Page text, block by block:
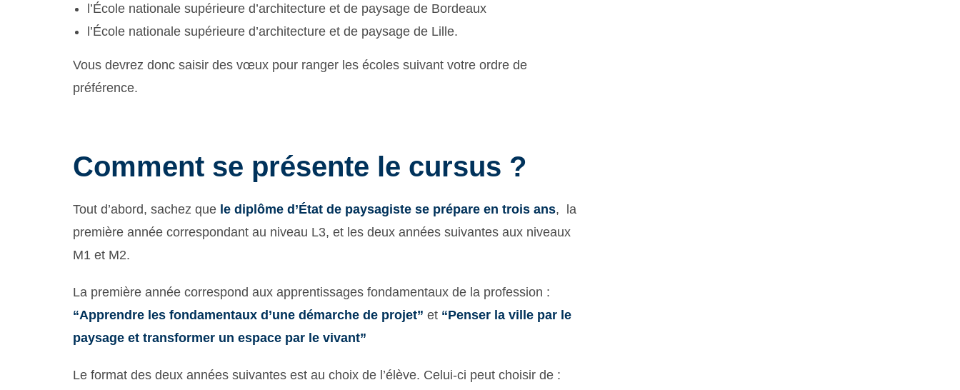
l’École nationale supérieure d’architecture et de paysage de Bordeaux
l’École nationale supérieure d’architecture et de paysage de Lille.
Vous devrez donc saisir des vœux pour ranger les écoles suivant votre ordre de
préférence.
Comment se présente le cursus ?
Tout d’abord, sachez que le diplôme d’État de paysagiste se prépare en trois ans, la
première année correspondant au niveau L3, et les deux années suivantes aux niveaux
M1 et M2.
La première année correspond aux apprentissages fondamentaux de la profession :
“Apprendre les fondamentaux d’une démarche de projet” et “Penser la ville par le
paysage et transformer un espace par le vivant”
Le format des deux années suivantes est au choix de l’élève. Celui-ci peut choisir de :